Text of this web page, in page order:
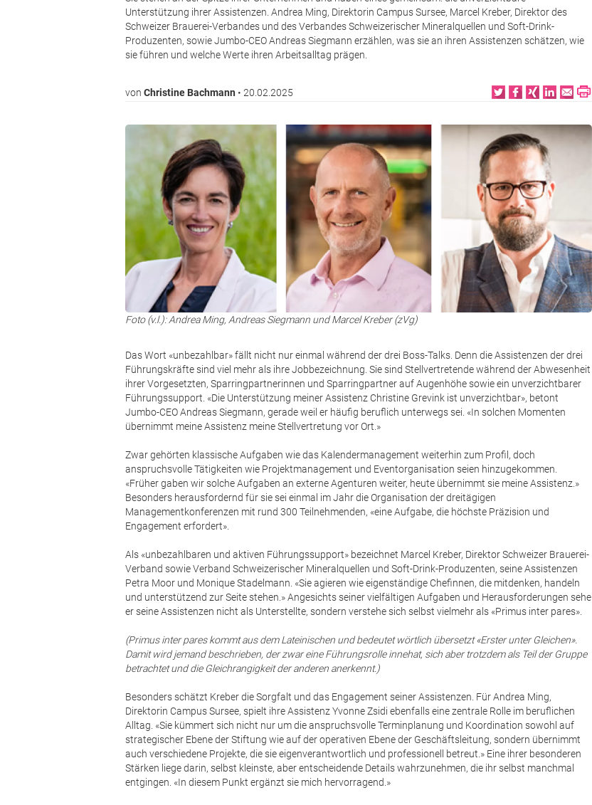
Unterstützung ihrer Assistenzen. Andrea Ming, Direktorin Campus Sursee, Marcel Kreber, Direktor des
Schweizer Brauerei-Verbandes und des Verbandes Schweizerischer Mineralquellen und Soft-Drink-
Produzenten, sowie Jumbo-CEO Andreas Siegmann erzählen, was sie an ihren Assistenzen schätzen, wie
sie führen und welche Werte ihren Arbeitsalltag prägen.
vonChristine Bachmann •20.02.2025
Foto (v.l.): Andrea Ming, Andreas Siegmann und Marcel Kreber (zVg)
Das Wort «unbezahlbar» fällt nicht nur einmal während der drei Boss-Talks. Denn die Assistenzen der drei
Führungskräfte sind viel mehr als ihre Jobbezeichnung. Sie sind Stellvertretende während der Abwesenheit
ihrer Vorgesetzten, Sparringpartnerinnen und Sparringpartner auf Augenhöhe sowie ein unverzichtbarer
Führungssupport. «Die Unterstützung meiner Assistenz Christine Grevink ist unverzichtbar», betont
Jumbo-CEO Andreas Siegmann, gerade weil er häufig beruflich unterwegs sei. «In solchen Momenten
übernimmt meine Assistenz meine Stellvertretung vor Ort.»
Zwar gehörten klassische Aufgaben wie das Kalendermanagement weiterhin zum Profil, doch
anspruchsvolle Tätigkeiten wie Projektmanagement und Eventorganisation seien hinzugekommen.
«Früher gaben wir solche Aufgaben an externe Agenturen weiter, heute übernimmt sie meine Assistenz.»
Besonders herausfordernd für sie sei einmal im Jahr die Organisation der dreitägigen
Managementkonferenzen mit rund 300 Teilnehmenden, «eine Aufgabe, die höchste Präzision und
Engagement erfordert».
Als «unbezahlbaren und aktiven Führungssupport» bezeichnet Marcel Kreber, Direktor Schweizer Brauerei-
Verband sowie Verband Schweizerischer Mineralquellen und Soft-Drink-Produzenten, seine Assistenzen
Petra Moor und Monique Stadelmann. «Sie agieren wie eigenständige Chefinnen, die mitdenken, handeln
und unterstützend zur Seite stehen.» Angesichts seiner vielfältigen Aufgaben und Herausforderungen sehe
er seine Assistenzen nicht als Unterstellte, sondern verstehe sich selbst vielmehr als «Primus inter pares».
(Primus inter pares kommt aus dem Lateinischen und bedeutet wörtlich übersetzt «Erster unter Gleichen».
Damit wird jemand beschrieben, der zwar eine Führungsrolle innehat, sich aber trotzdem als Teil der Gruppe
betrachtet und die Gleichrangigkeit der anderen anerkennt.)
Besonders schätzt Kreber die Sorgfalt und das Engagement seiner Assistenzen. Für Andrea Ming,
Direktorin Campus Sursee, spielt ihre Assistenz Yvonne Zsidi ebenfalls eine zentrale Rolle im beruflichen
Alltag. «Sie kümmert sich nicht nur um die anspruchsvolle Terminplanung und Koordination sowohl auf
strategischer Ebene der Stiftung wie auf der operativen Ebene der Geschäftsleitung, sondern übernimmt
auch verschiedene Projekte, die sie eigenverantwortlich und professionell betreut.» Eine ihrer besonderen
Stärken liege darin, selbst kleinste, aber entscheidende Details wahrzunehmen, die ihr selbst manchmal
entgingen. «In diesem Punkt ergänzt sie mich hervorragend.»